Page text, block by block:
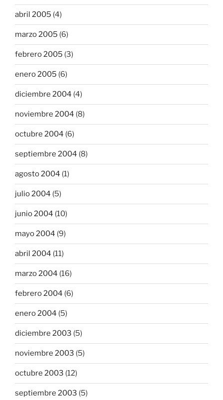
abril 2005 (4)
marzo 2005 (6)
febrero 2005 (3)
enero 2005 (6)
diciembre 2004 (4)
noviembre 2004 (8)
octubre 2004 (6)
septiembre 2004 (8)
agosto 2004 (1)
julio 2004 (5)
junio 2004 (10)
mayo 2004 (9)
abril 2004 (11)
marzo 2004 (16)
febrero 2004 (6)
enero 2004 (5)
diciembre 2003 (5)
noviembre 2003 (5)
octubre 2003 (12)
septiembre 2003 (5)